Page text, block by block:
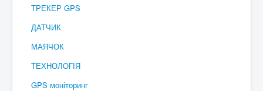
ТРЕКЕР GPS
ДАТЧИК
МАЯЧОК
ТЕХНОЛОГІЯ
GPS моніторинг